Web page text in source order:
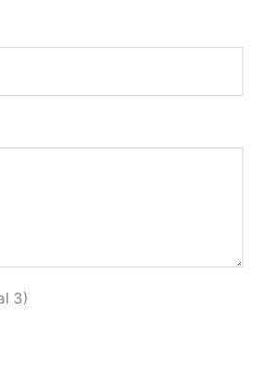
3)